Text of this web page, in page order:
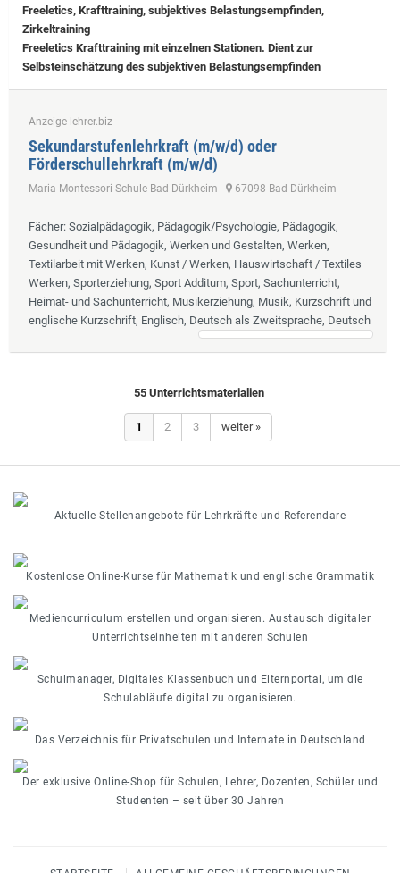
Freeletics, Krafttraining, subjektives Belastungsempfinden,
Zirkeltraining
Freeletics Krafttraining mit einzelnen Stationen. Dient zur
Selbsteinschätzung des subjektiven Belastungsempfinden
Anzeige lehrer.biz
Sekundarstufenlehrkraft (m/w/d) oder
Förderschullehrkraft (m/w/d)
Maria-Montessori-Schule Bad Dürkheim 67098 Bad Dürkheim
Fächer: Sozialpädagogik, Pädagogik/Psychologie, Pädagogik,
Gesundheit und Pädagogik, Werken und Gestalten, Werken,
Textilarbeit mit Werken, Kunst / Werken, Hauswirtschaft / Textiles
Werken, Sporterziehung, Sport Additum, Sport, Sachunterricht,
Heimat- und Sachunterricht, Musikerziehung, Musik, Kurzschrift und
englische Kurzschrift, Englisch, Deutsch als Zweitsprache, Deutsch
55 Unterrichtsmaterialien
1 2 3 weiter »
Aktuelle Stellenangebote für Lehrkräfte und Referendare
Kostenlose Online-Kurse für Mathematik und englische Grammatik
Mediencurriculum erstellen und organisieren. Austausch digitaler
Unterrichtseinheiten mit anderen Schulen
Schulmanager, Digitales Klassenbuch und Elternportal, um die
Schulabläufe digital zu organisieren.
Das Verzeichnis für Privatschulen und Internate in Deutschland
Der exklusive Online-Shop für Schulen, Lehrer, Dozenten, Schüler und
Studenten – seit über 30 Jahren